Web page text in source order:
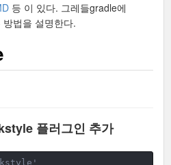
등 이 있다. 그레들gradle에
법을 설명한다.
플러그인 추가